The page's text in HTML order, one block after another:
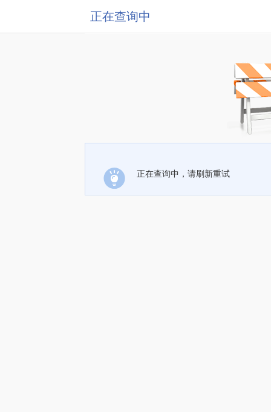
正在查询中
正在查询中，请刷新重试